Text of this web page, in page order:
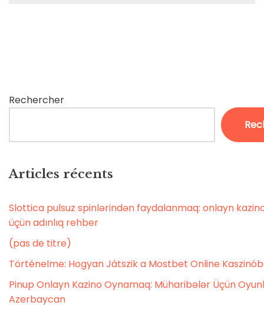
Rechercher
Articles récents
Slottica pulsuz spinlərindən faydalanmaq: onlayn
üçün adınlıq rehber
(pas de titre)
Történelme: Hogyan Játszik a Mostbet Online
Pinup Onlayn Kazino Oynamaq: Müharibələr Üçün
Azerbaycan